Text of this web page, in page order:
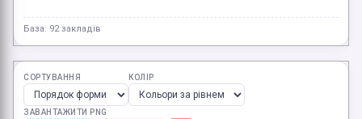
База: 92 закладів
СОРТУВАННЯ КОЛІР
ЗАВАНТАЖИТИ PNG